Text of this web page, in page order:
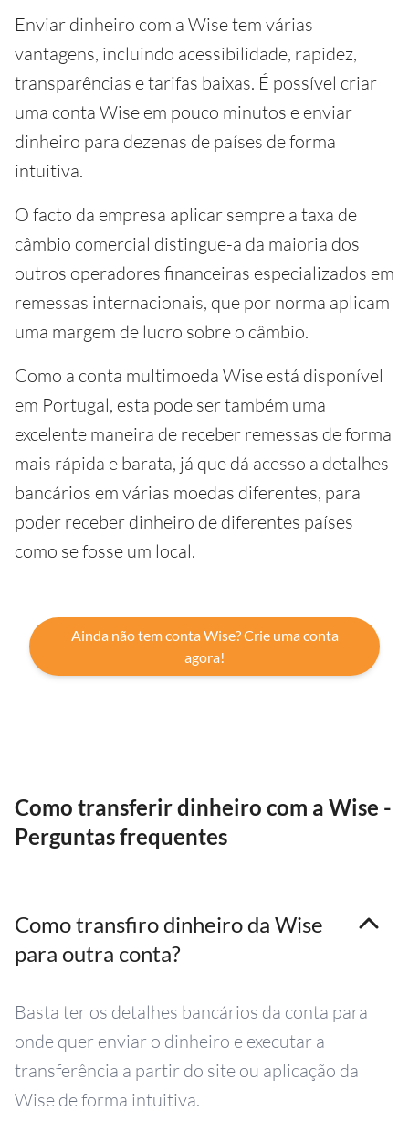
Enviar dinheiro com a Wise tem várias
vantagens, incluindo acessibilidade, rapidez,
transparências e tarifas baixas. É possível criar
uma conta Wise em pouco minutos e enviar
dinheiro para dezenas de países de forma
intuitiva.
O facto da empresa aplicar sempre a taxa de
câmbio comercial distingue-a da maioria dos
outros operadores financeiras especializados em
remessas internacionais, que por norma aplicam
uma margem de lucro sobre o câmbio.
Como a conta multimoeda Wise está disponível
em Portugal, esta pode ser também uma
excelente maneira de receber remessas de forma
mais rápida e barata, já que dá acesso a detalhes
bancários em várias moedas diferentes, para
poder receber dinheiro de diferentes países
como se fosse um local.
Ainda não tem conta Wise? Crie uma conta
agora!
Como transferir dinheiro com a Wise -
Perguntas frequentes
Como transfiro dinheiro da Wise
para outra conta?
Basta ter os detalhes bancários da conta para
onde quer enviar o dinheiro e executar a
transferência a partir do site ou aplicação da
Wise de forma intuitiva.